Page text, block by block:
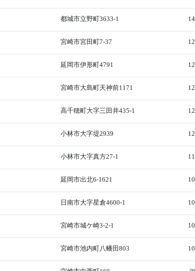
都城市立野町3633-1
宮崎市宮田町7-37
延岡市伊形町4791
宮崎市大島町天神前1171
高千穂町大字三田井435-1
小林市大字堤2939
小林市大字真方27-1
延岡市出北6-1621
日南市大字星倉4600-1
宮崎市城ケ崎3-2-1
宮崎市池内町八幡田803